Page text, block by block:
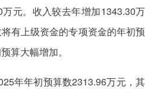
元。收入较去年增加1343.30万
有上级资金的专项资金的年初预
算大幅增加。
年年初预算数2313.96万元，其